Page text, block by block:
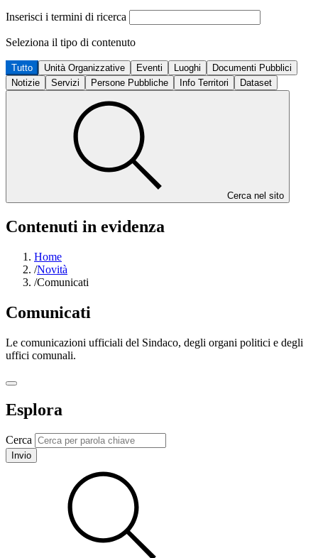
Inserisci i termini di ricerca
Seleziona il tipo di contenuto
Tutto Unità Organizzative Eventi Luoghi
Documenti Pubblici
Notizie
Servizi Persone Pubbliche Info Territori Dataset
Cerca nel sito
Contenuti in evidenza
Home
/Novità
/Comunicati
Comunicati
Le comunicazioni ufficiali del Sindaco, degli organi politici e degli
uffici comunali.
Esplora
Cerca
Invio